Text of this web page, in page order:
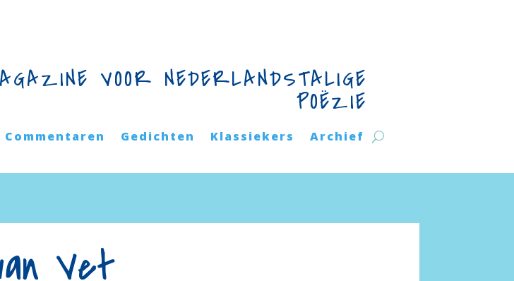
VOOR NEDERLANDSTALIGE
POËZIE
Commentaren Gedichten Klassiekers Archief
Vet